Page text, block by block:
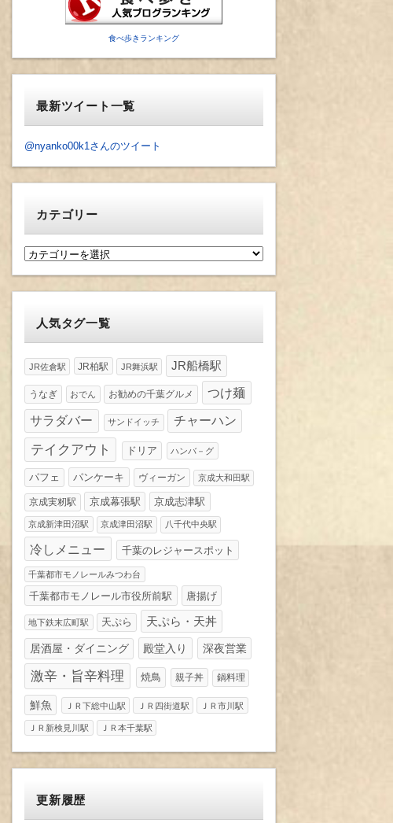
食べ歩きランキング
最新ツイート一覧
@nyanko00k1さんのツイート
カテゴリー
カ
人気タグ一覧
JR佐倉駅 JR柏駅 JR舞浜駅 JR船橋駅
うなぎ おでん お勧めの千葉グルメ つけ麺
サラダバー サンドイッチ チャーハン
テイクアウト ドリア ハンバ－グ
パフェ パンケーキ ヴィーガン 京成大和田駅
京成実籾駅 京成幕張駅 京成志津駅
京成新津田沼駅 京成津田沼駅 八千代中央駅
冷しメニュー 千葉のレジャースポット
千葉都市モノレールみつわ台
千葉都市モノレール市役所前駅 唐揚げ
地下鉄末広町駅 天ぷら 天ぷら・天丼
居酒屋・ダイニング 殿堂入り 深夜営業
激辛・旨辛料理 焼鳥 親子丼 鍋料理
鮮魚 ＪＲ下総中山駅 ＪＲ四街道駅 ＪＲ市川駅
ＪＲ新検見川駅 ＪＲ本千葉駅
更新履歴